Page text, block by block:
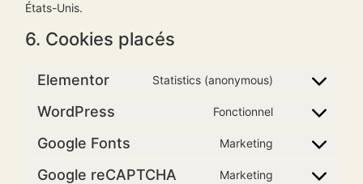
États-Unis.
6. Cookies placés
Elementor Statistics (anonymous)
WordPress Fonctionnel
Google Fonts Marketing
Google reCAPTCHA Marketing